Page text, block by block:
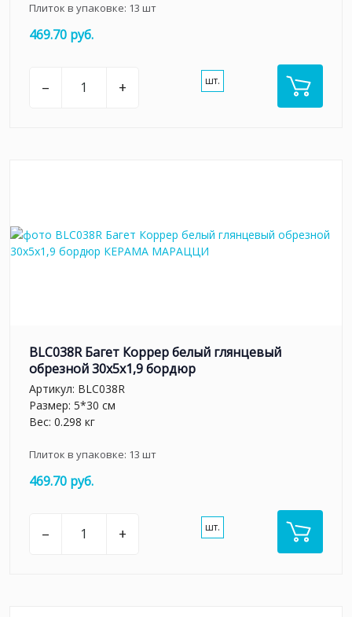
Плиток в упаковке: 13 шт
469.70 руб.
– + шт.
BLC038R Багет Коррер белый глянцевый
обрезной 30x5x1,9 бордюр
Артикул: BLC038R
Размер: 5*30 см
Вес: 0.298 кг
Плиток в упаковке: 13 шт
469.70 руб.
– + шт.